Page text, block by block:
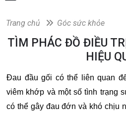
Trang chủ Góc sức khỏe
TÌM PHÁC ĐỒ ĐIỀU
HIỆU
Đau đầu gối có thể liên quan
viêm khớp và một số tình trạng
có thể gây đau đớn và khó chịu